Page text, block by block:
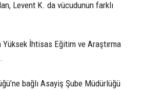
Levent K. da vücudunun farklı
Yüksek İhtisas Eğitim ve Araştırma
bağlı Asayiş Şube Müdürlüğü